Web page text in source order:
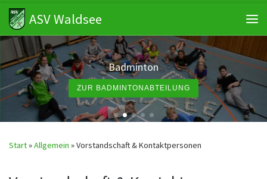
Zum Inhalt springen
ASV Waldsee
Badminton
ZUR BADMINTONABTEILUNG
Start»Allgemein »Vorstandschaft & Kontaktpersonen